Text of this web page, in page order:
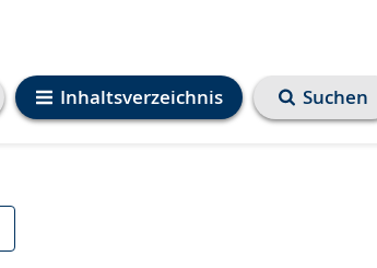
Inhaltsverzeichnis Suchen